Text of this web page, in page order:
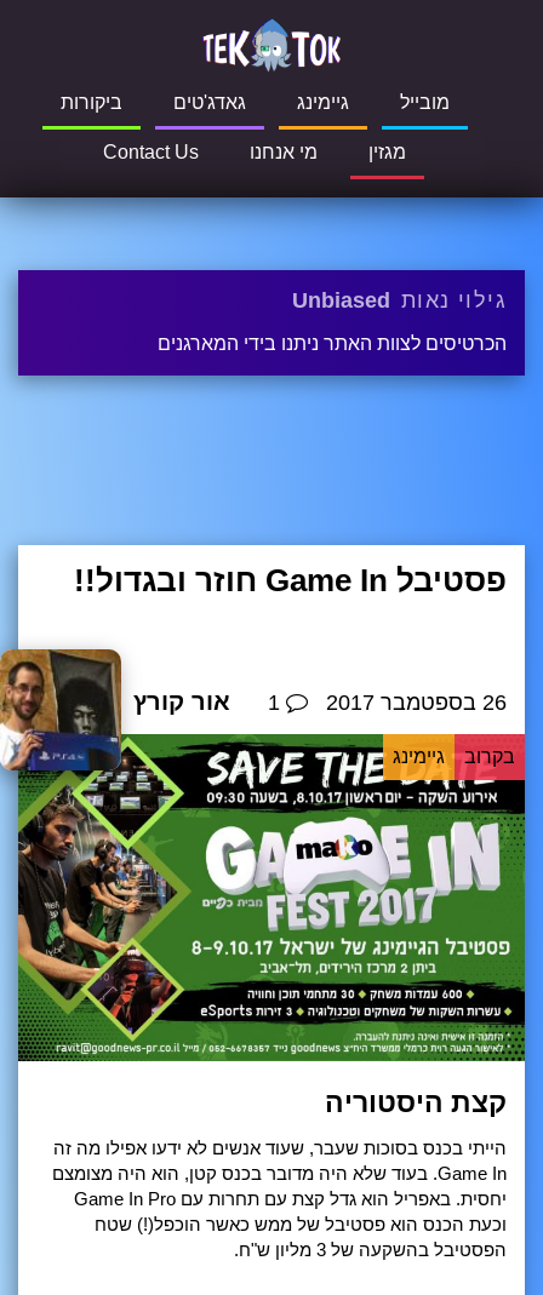
מובייל גיימינג גאדג'טים ביקורות
מגזין מי אנחנו Contact Us
גילוי נאות Unbiased
הכרטיסים לצוות האתר ניתנו בידי המארגנים
בקרוב גיימינג
פסטיבל Game In חוזר ובגדול!!
26 בספטמבר 2017 אור קורץ
קצת היסטוריה
הייתי בכנס בסוכות שעבר, שעוד אנשים לא ידעו אפילו מה זה
Game In. בעוד שלא היה מדובר בכנס קטן, הוא היה מצומצם
יחסית. באפריל הוא גדל קצת עם תחרות עם Game In Pro
וכעת הכנס הוא פסטיבל של ממש כאשר הוכפל(!) שטח
הפסטיבל בהשקעה של 3 מליון ש"ח.